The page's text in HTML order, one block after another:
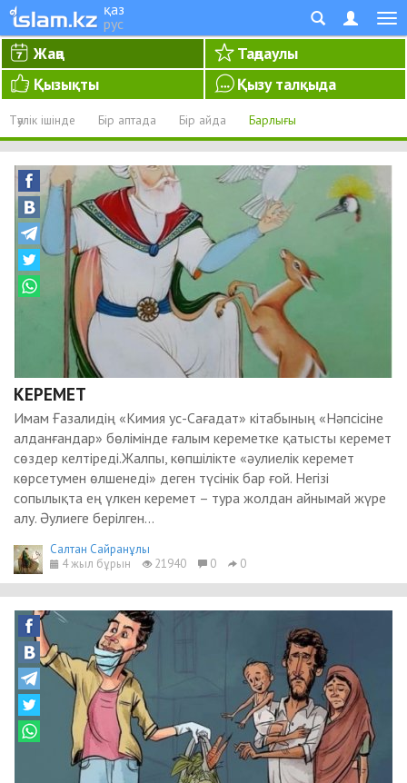
қаз
рус
Жаңа
Таңдаулы
Қызықты
Қызу талқыда
Тәулік ішінде Бір аптада Бір айда Барлығы
КЕРЕМЕТ
Имам Ғазалидің «Кимия ус-Сағадат» кітабының «Нәпсісіне
алданғандар» бөлімінде ғалым кереметке қатысты керемет
сөздер келтіреді.Жалпы, көпшілікте «әулиелік керемет
көрсетумен өлшенеді» деген түсінік бар ғой. Негізі
сопылықта ең үлкен керемет – тура жолдан айнымай жүре
алу. Әулиеге берілген...
Салтан Сайранұлы
4 жыл бұрын
21940 0 0